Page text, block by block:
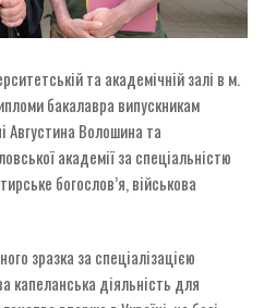
та академічній залі в м.
бакалавра випускникам
Августина Волошина та
академії за спеціальністю
богослов’я, військова
зразка за спеціалізацією
капеланська діяльність для